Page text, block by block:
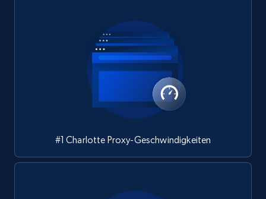
#1 Charlotte Proxy-Geschwindigkeiten